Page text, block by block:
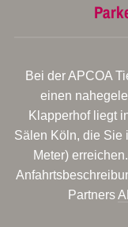
Bei der APCOA
einen
Klapperhof liegt
Sälen Köln, die Sie
Meter)
Partners